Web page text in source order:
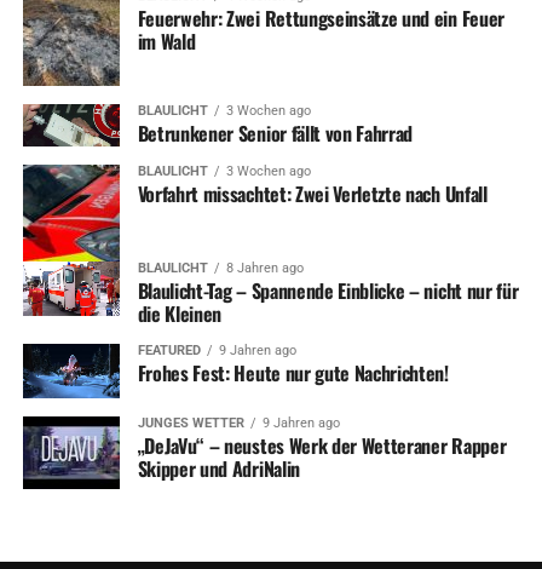
Feuerwehr: Zwei Rettungseinsätze und ein Feuer
im Wald
BLAULICHT 3 Wochen ago
Betrunkener Senior fällt von Fahrrad
BLAULICHT 3 Wochen ago
Vorfahrt missachtet: Zwei Verletzte nach Unfall
BLAULICHT 8 Jahren ago
Blaulicht-Tag – Spannende Einblicke – nicht nur für
die Kleinen
FEATURED 9 Jahren ago
Frohes Fest: Heute nur gute Nachrichten!
JUNGES WETTER 9 Jahren ago
„DeJaVu“ – neustes Werk der Wetteraner Rapper
Skipper und AdriNalin